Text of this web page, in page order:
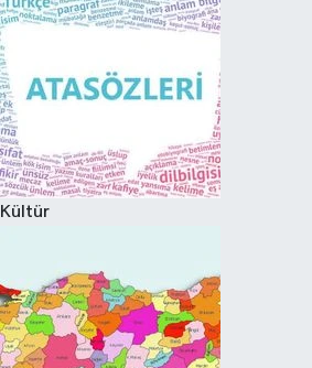
Kültür
YAŞAM